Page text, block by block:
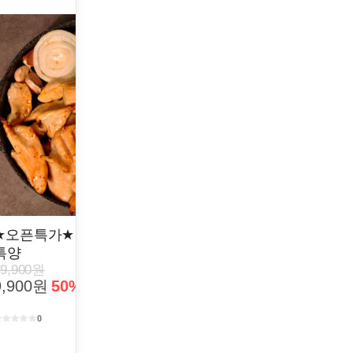
픈특가★ 특중에 특! 풍미 소
양
원
원 50%
0